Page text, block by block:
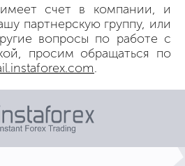
счет в компании, и
партнерскую группу, или
вопросы по работе с
просим обращаться по
.